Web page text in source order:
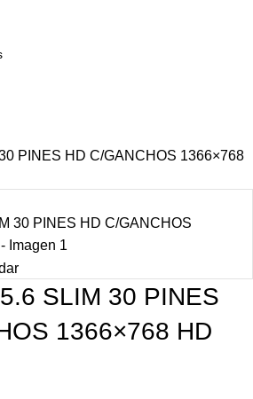
PINES HD C/GANCHOS 1366×768
SLIM 30 PINES
1366×768 HD